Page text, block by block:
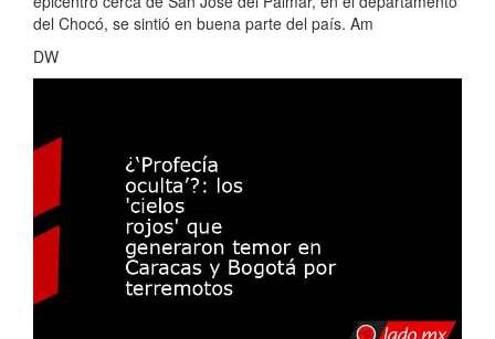
del Chocó, se sintió en buena parte del país. Am
DW